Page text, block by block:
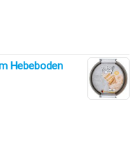
Hebeboden